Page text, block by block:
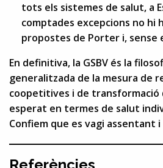
tots els sistemes de salut, a
comptades excepcions no hi
propostes de Porter i, sense
En definitiva, la GSBV és la
generalitzada de la mesura de
coopetitives i de transformació
esperat en termes de salut
Confiem que es vagi